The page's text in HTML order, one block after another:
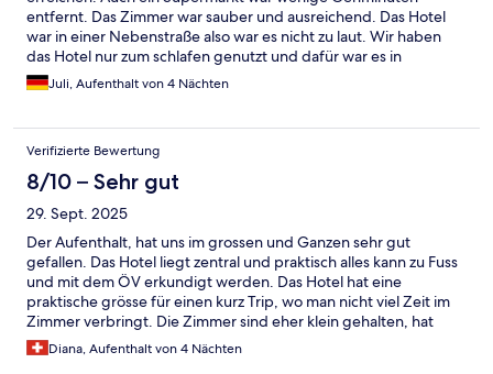
entfernt. Das Zimmer war sauber und ausreichend. Das Hotel
war in einer Nebenstraße also war es nicht zu laut. Wir haben
das Hotel nur zum schlafen genutzt und dafür war es in
Ordnung! Der Check in/out verlief reibungslos.
Juli, Aufenthalt von 4 Nächten
Verifizierte Bewertung
8/10 – Sehr gut
29. Sept. 2025
Der Aufenthalt, hat uns im grossen und Ganzen sehr gut
gefallen. Das Hotel liegt zentral und praktisch alles kann zu Fuss
und mit dem ÖV erkundigt werden. Das Hotel hat eine
praktische grösse für einen kurz Trip, wo man nicht viel Zeit im
Zimmer verbringt. Die Zimmer sind eher klein gehalten, hat
aber alles was man benötigt. Wir würden wieder kommen.
Diana, Aufenthalt von 4 Nächten